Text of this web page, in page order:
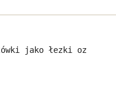
jako łezki ozdobnej.